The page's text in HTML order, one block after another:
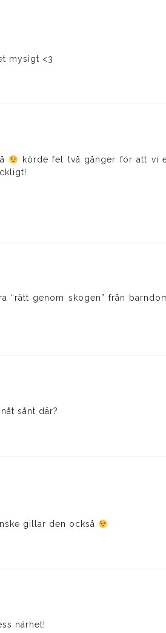
mysigt <3
körde fel två gånger för att vi
genom skogen” från
sånt där?
gillar den också
närhet!